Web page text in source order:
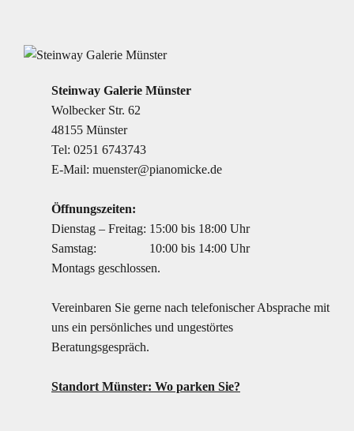
Steinway Galerie Münster
Wolbecker Str. 62
48155 Münster
Tel: 0251 6743743
E-Mail: muenster@pianomicke.de
Öffnungszeiten:
Dienstag – Freitag: 15:00 bis 18:00 Uhr
Samstag:
10:00 bis 14:00 Uhr
Montags geschlossen.
Vereinbaren Sie gerne nach telefonischer Absprache mit
uns ein persönliches und ungestörtes
Beratungsgespräch.
Standort Münster: Wo parken Sie?